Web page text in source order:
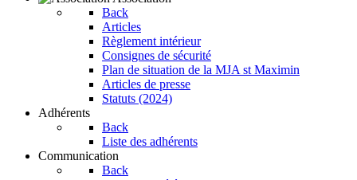
Back
Articles
Règlement intérieur
Consignes de sécurité
Plan de situation de la MJA st Maximin
Articles de presse
Statuts (2024)
Adhérents
Back
Liste des adhérents
Communication
Back